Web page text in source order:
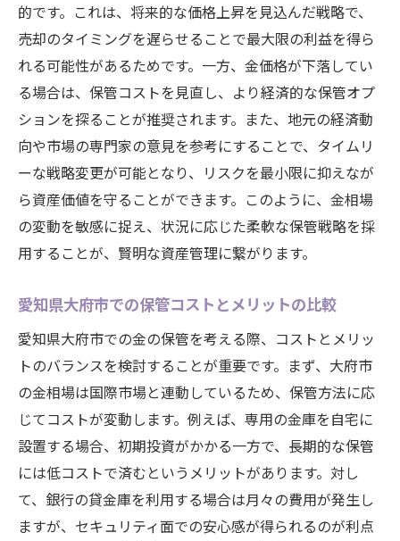
的です。これは、将来的な価格上昇を見込んだ戦略で、
売却のタイミングを遅らせることで最大限の利益を得ら
れる可能性があるためです。一方、金価格が下落してい
る場合は、保管コストを見直し、より経済的な保管オプ
ションを探ることが推奨されます。また、地元の経済動
向や市場の専門家の意見を参考にすることで、タイムリ
ーな戦略変更が可能となり、リスクを最小限に抑えなが
ら資産価値を守ることができます。このように、金相場
の変動を敏感に捉え、状況に応じた柔軟な保管戦略を採
用することが、賢明な資産管理に繋がります。
愛知県大府市での保管コストとメリットの比較
愛知県大府市での金の保管を考える際、コストとメリッ
トのバランスを検討することが重要です。まず、大府市
の金相場は国際市場と連動しているため、保管方法に応
じてコストが変動します。例えば、専用の金庫を自宅に
設置する場合、初期投資がかかる一方で、長期的な保管
には低コストで済むというメリットがあります。対し
て、銀行の貸金庫を利用する場合は月々の費用が発生し
ますが、セキュリティ面での安心感が得られるのが利点